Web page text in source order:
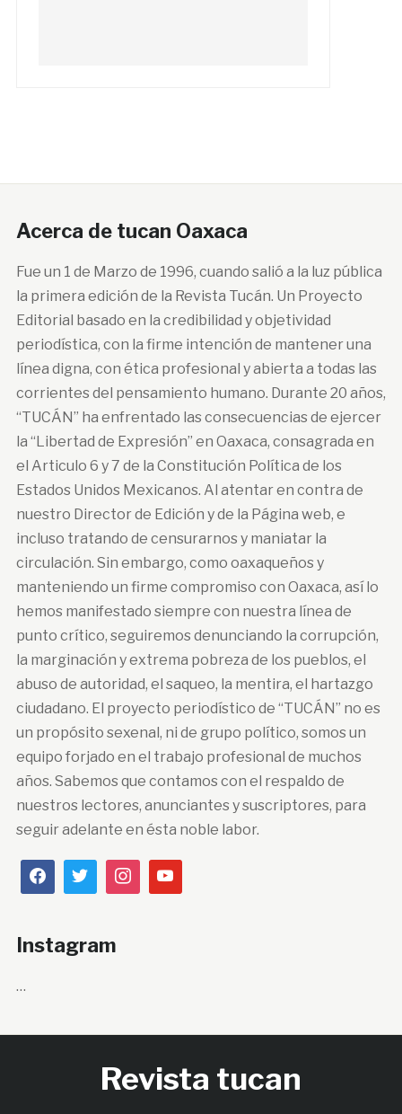
Acerca de tucan Oaxaca
Fue un 1 de Marzo de 1996, cuando salió a la luz pública
la primera edición de la Revista Tucán. Un Proyecto
Editorial basado en la credibilidad y objetividad
periodística, con la firme intención de mantener una
línea digna, con ética profesional y abierta a todas las
corrientes del pensamiento humano. Durante 20 años,
“TUCÁN” ha enfrentado las consecuencias de ejercer
la “Libertad de Expresión” en Oaxaca, consagrada en
el Articulo 6 y 7 de la Constitución Política de los
Estados Unidos Mexicanos. Al atentar en contra de
nuestro Director de Edición y de la Página web, e
incluso tratando de censurarnos y maniatar la
circulación. Sin embargo, como oaxaqueños y
manteniendo un firme compromiso con Oaxaca, así lo
hemos manifestado siempre con nuestra línea de
punto crítico, seguiremos denunciando la corrupción,
la marginación y extrema pobreza de los pueblos, el
abuso de autoridad, el saqueo, la mentira, el hartazgo
ciudadano. El proyecto periodístico de “TUCÁN” no es
un propósito sexenal, ni de grupo político, somos un
equipo forjado en el trabajo profesional de muchos
años. Sabemos que contamos con el respaldo de
nuestros lectores, anunciantes y suscriptores, para
seguir adelante en ésta noble labor.
Instagram
…
Revista tucan